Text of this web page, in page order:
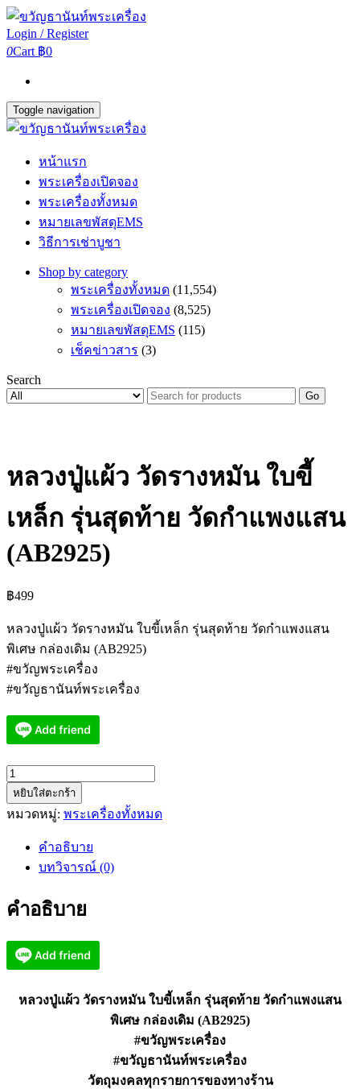
Login / Register
0Cart ฿0
Toggle navigation
หน้าแรก
พระเครื่องเปิดจอง
พระเครื่องทั้งหมด
หมายเลขพัสดุEMS
วิธีการเช่าบูชา
Shop by category
พระเครื่องทั้งหมด (11,554)
พระเครื่องเปิดจอง (8,525)
หมายเลขพัสดุEMS (115)
เช็คข่าวสาร (3)
Search
Go
หลวงปู่แผ้ว วัดรางหมัน ใบขี้
เหล็ก รุ่นสุดท้าย วัดกำแพงแสน
(AB2925)
฿499
หลวงปู่แผ้ว วัดรางหมัน ใบขี้เหล็ก รุ่นสุดท้าย วัดกำแพงแสน
พิเศษ กล่องเดิม (AB2925)
#ขวัญพระเครื่อง
#ขวัญธานันท์พระเครื่อง
จำนวน
หลวง
ปู่
ใบ
เหล็ก
สุดท้าย
หยิบใส่ตะกร้า
หมวดหมู่: พระเครื่องทั้งหมด
คำอธิบาย
บทวิจารณ์ (0)
คำอธิบาย
หลวงปู่แผ้ว วัดรางหมัน ใบขี้เหล็ก รุ่นสุดท้าย วัดกำแพงแสน
พิเศษ กล่องเดิม (AB2925)
#ขวัญพระเครื่อง
#ขวัญธานันท์พระเครื่อง
วัตถุมงคลทุกรายการของทางร้าน